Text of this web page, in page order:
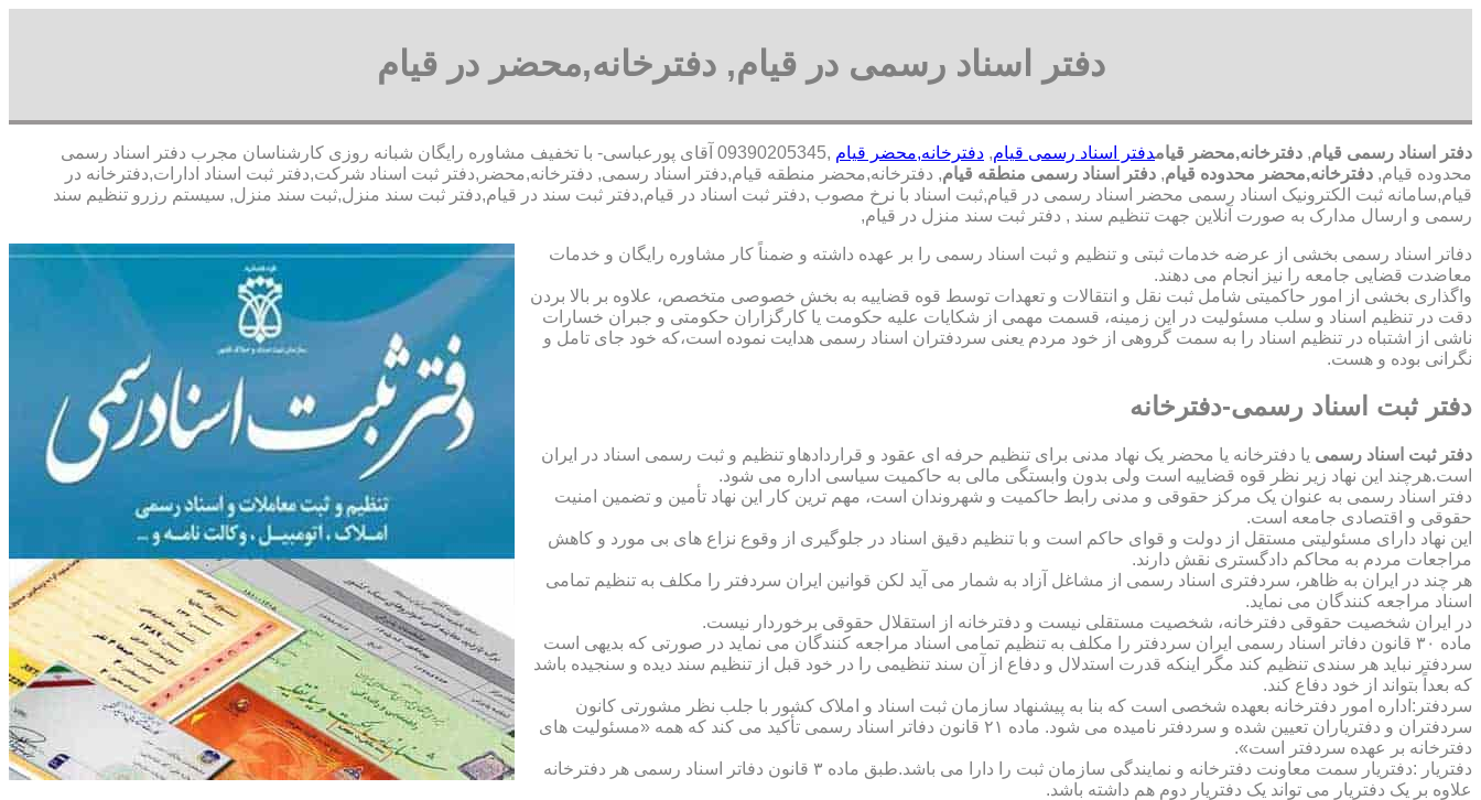
دفتر اسناد رسمی در قیام, دفترخانه,محضر در قیام
دفتر اسناد رسمی قیام, دفترخانه,محضر قیامدفتر اسناد رسمی قیام, دفترخانه,محضر قیام
,09390205345 آقای پورعباسی- با تخفیف مشاوره رايگان شبانه روزی کارشناسان مجرب دفتر اسناد رسمی
محدوده قیام, دفترخانه,محضر محدوده قیام, دفتر اسناد رسمی منطقه قیام, دفترخانه,محضر منطقه قیام,دفتر اسناد رسمی, دفترخانه,محضر,دفتر ثبت اسناد شرکت,دفتر ثبت اسناد ادارات,دفترخانه در
قیام,سامانه ثبت الکترونیک اسناد رسمی محضر اسناد رسمی در قیام,ثبت اسناد با نرخ مصوب ,دفتر ثبت اسناد در قیام,دفتر ثبت سند در قیام,دفتر ثبت سند منزل,ثبت سند منزل, سیستم رزرو تنظیم سند
رسمی و ارسال مدارک به صورت آنلاین جهت تنظیم سند , دفتر ثبت سند منزل در قیام,
دفاتر اسناد رسمی بخشی از عرضه خدمات ثبتی و تنظیم و ثبت اسناد رسمی را بر عهده داشته و ضمناً کار مشاوره رایگان و خدمات
معاضدت قضایی جامعه را نیز انجام می دهند.
واگذاری بخشی از امور حاکمیتی شامل ثبت نقل و انتقالات و تعهدات توسط قوه قضاییه به بخش خصوصی متخصص، علاوه بر بالا بردن
دقت در تنظیم اسناد و سلب مسئولیت در این زمینه، قسمت مهمی از شکایات علیه حکومت یا کارگزاران حکومتی و جبران خسارات
ناشی از اشتباه در تنظیم اسناد را به سمت گروهی از خود مردم یعنی سردفتران اسناد رسمی هدایت نموده است،که خود جای تامل و
نگرانی بوده و هست.
دفتر ثبت اسناد رسمی-دفترخانه
دفتر ثبت اسناد رسمی یا دفترخانه یا محضر یک نهاد مدنی برای تنظیم حرفه ای عقود و قراردادهاو تنظیم و ثبت رسمی اسناد در ایران
است.هرچند این نهاد زیر نظر قوه قضاییه است ولی بدون وابستگی مالی به حاکمیت سیاسی اداره می شود.
دفتر اسناد رسمی به عنوان یک مرکز حقوقی و مدنی رابط حاکمیت و شهروندان است، مهم ترین کار این نهاد تأمین و تضمین امنیت
حقوقی و اقتصادی جامعه است.
این نهاد دارای مسئولیتی مستقل از دولت و قوای حاکم است و با تنظیم دقیق اسناد در جلوگیری از وقوع نزاع های بی مورد و کاهش
مراجعات مردم به محاکم دادگستری نقش دارند.
هر چند در ایران به ظاهر، سردفتری اسناد رسمی از مشاغل آزاد به شمار می آید لکن قوانین ایران سردفتر را مکلف به تنظیم تمامی
اسناد مراجعه کنندگان می نماید.
در ایران شخصیت حقوقی دفترخانه، شخصیت مستقلی نیست و دفترخانه از استقلال حقوقی برخوردار نیست.
ماده ۳۰ قانون دفاتر اسناد رسمی ایران سردفتر را مکلف به تنظیم تمامی اسناد مراجعه کنندگان می نماید در صورتی که بدیهی است
سردفتر نباید هر سندی تنظیم کند مگر اینکه قدرت استدلال و دفاع از آن سند تنظیمی را در خود قبل از تنظیم سند دیده و سنجیده باشد
که بعداً بتواند از خود دفاع کند.
سردفتر:اداره امور دفترخانه بعهده شخصی است که بنا به پیشنهاد سازمان ثبت اسناد و املاک کشور با جلب نظر مشورتی کانون
سردفتران و دفتریاران تعیین شده و سردفتر نامیده می شود. ماده ۲۱ قانون دفاتر اسناد رسمی تأکید می کند که همه «مسئولیت های
دفترخانه بر عهده سردفتر است».
دفتریار :دفتریار سمت معاونت دفترخانه و نمایندگی سازمان ثبت را دارا می باشد.طبق ماده ۳ قانون دفاتر اسناد رسمی هر دفترخانه
علاوه بر یک دفتریار می تواند یک دفتریار دوم هم داشته باشد.